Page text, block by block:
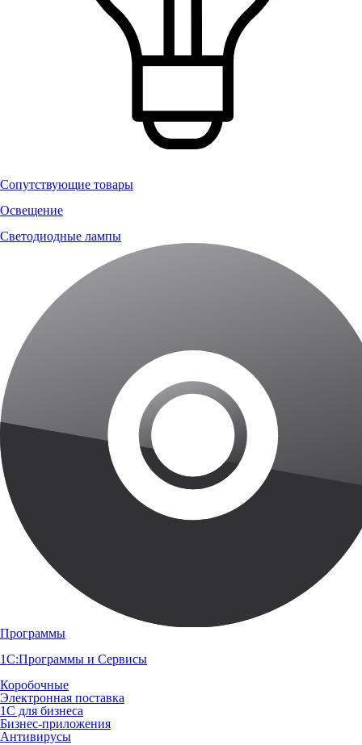
Сопутствующие товары
Освещение
Светодиодные лампы
Программы
1С:Программы и Сервисы
Коробочные
Электронная поставка
1С для бизнеса
Бизнес-приложения
Антивирусы